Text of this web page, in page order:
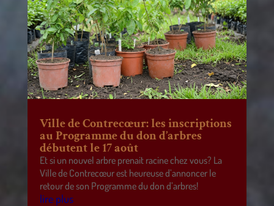
Ville de Contrecœur: les inscriptions
au Programme du don d’arbres
débutent le 17 août
Et si un nouvel arbre prenait racine chez vous? La
Ville de Contrecœur est heureuse d’annoncer le
retour de son Programme du don d’arbres!
lire plus